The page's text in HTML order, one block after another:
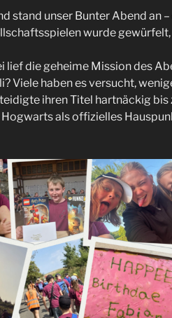
stand unser Bunter Abend an
wurde
lief die geheime Mission des
Viele haben es versucht,
ihren Titel hartnäckig bis
Hogwarts als offizielles